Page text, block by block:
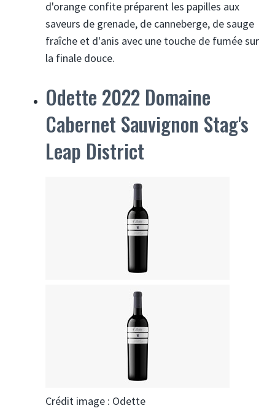
d'orange confite préparent les papilles aux
saveurs de grenade, de canneberge, de sauge
fraîche et d'anis avec une touche de fumée sur
la finale douce.
Odette 2022 Domaine
Cabernet Sauvignon Stag's
Leap District
Crédit image : Odette